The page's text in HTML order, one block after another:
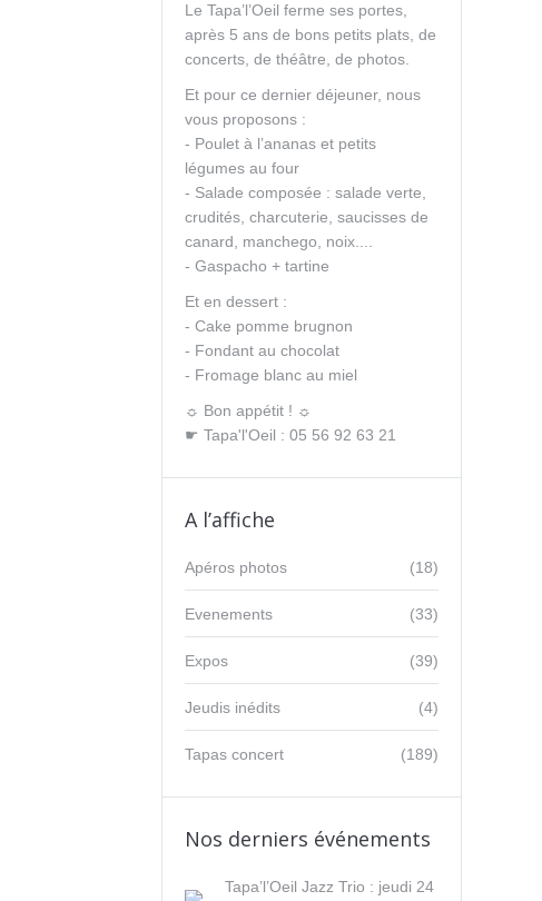
Le Tapa’l’Oeil ferme ses portes,
après 5 ans de bons petits plats, de
concerts, de théâtre, de photos.
Et pour ce dernier déjeuner, nous
vous proposons :
- Poulet à l’ananas et petits
légumes au four
- Salade composée : salade verte,
crudités, charcuterie, saucisses de
canard, manchego, noix....
- Gaspacho + tartine
Et en dessert :
- Cake pomme brugnon
- Fondant au chocolat
- Fromage blanc au miel
☼ Bon appétit ! ☼
☛ Tapa'l'Oeil : 05 56 92 63 21
A l’affiche
(18)
Apéros photos
(33)
Evenements
(39)
Expos
(4)
Jeudis inédits
(189)
Tapas concert
Nos derniers événements
Tapa’l’Oeil Jazz Trio : jeudi 24